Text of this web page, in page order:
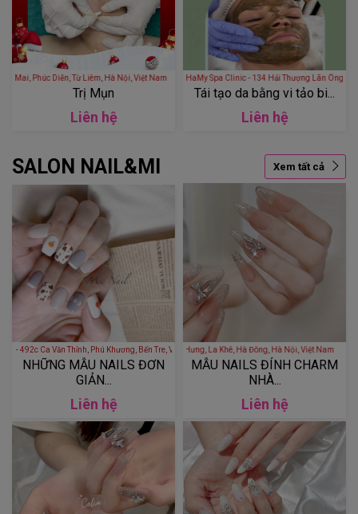
Diễn, Kiều Mai, Phúc Diễn, Từ Liêm, Hà Nội, Việt Nam
Trị Mụn
Liên hệ
HaMy Spa Clinic - 134 Hải Thượng Lãn Ông, Bắc Hà, Hà
Tái tạo da bằng vi tảo bi...
Liên hệ
SALON NAIL&MI Xem tất cả
492c Ca Văn Thỉnh, Phú Khương, Bến Tre, Việt Nam
NHỮNG MẪU NAILS ĐƠN
GIẢN...
Liên hệ
ALY NAIL SPA - Chung cư The Terra An hưng, Khu đô thị An Hưng, La Khê, Hà Đông, Hà Nội, Việt
MẪU NAILS ĐÍNH CHARM
NHÀ...
Liên hệ